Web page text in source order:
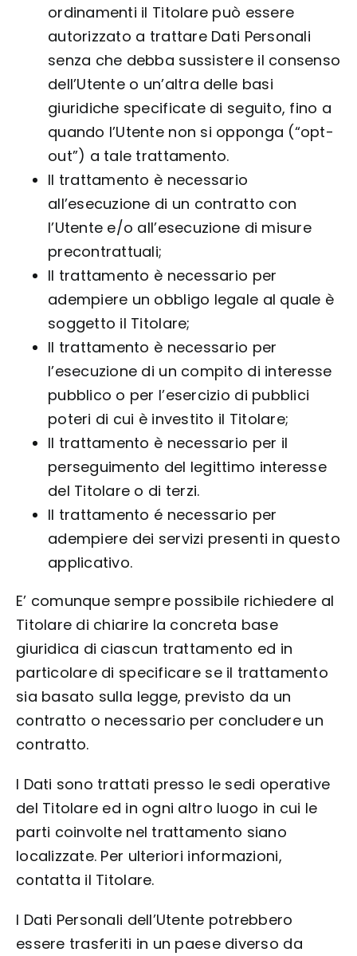
ordinamenti il Titolare può essere
autorizzato a trattare Dati Personali
senza che debba sussistere il consenso
dell’Utente o un’altra delle basi
giuridiche specificate di seguito, fino a
quando l’Utente non si opponga (“opt-
out”) a tale trattamento.
Il trattamento è necessario
all’esecuzione di un contratto con
l’Utente e/o all’esecuzione di misure
precontrattuali;
Il trattamento è necessario per
adempiere un obbligo legale al quale è
soggetto il Titolare;
Il trattamento è necessario per
l’esecuzione di un compito di interesse
pubblico o per l’esercizio di pubblici
poteri di cui è investito il Titolare;
Il trattamento è necessario per il
perseguimento del legittimo interesse
del Titolare o di terzi.
Il trattamento é necessario per
adempiere dei servizi presenti in questo
applicativo.
E’ comunque sempre possibile richiedere al
Titolare di chiarire la concreta base
giuridica di ciascun trattamento ed in
particolare di specificare se il trattamento
sia basato sulla legge, previsto da un
contratto o necessario per concludere un
contratto.
I Dati sono trattati presso le sedi operative
del Titolare ed in ogni altro luogo in cui le
parti coinvolte nel trattamento siano
localizzate. Per ulteriori informazioni,
contatta il Titolare.
I Dati Personali dell’Utente potrebbero
essere trasferiti in un paese diverso da